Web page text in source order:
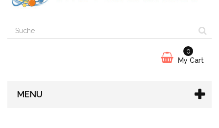
My Cart
0
MENU